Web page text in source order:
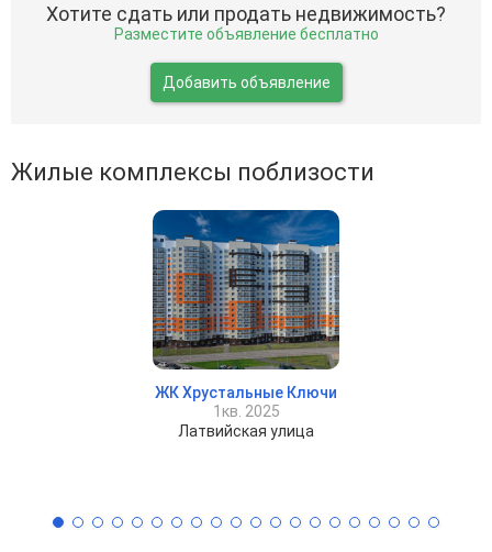
Хотите сдать или продать недвижимость?
Разместите объявление бесплатно
Добавить объявление
Жилые комплексы поблизости
ЖК Хрустальные Ключи
1кв. 2025
Латвийская улица